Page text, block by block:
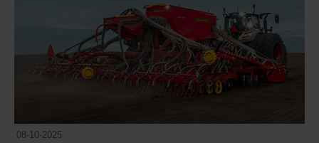
las malezas, especialmente en la lucha contra las
malezas resistentes a los herbicidas, como la
hierba negra.
08-10-2025